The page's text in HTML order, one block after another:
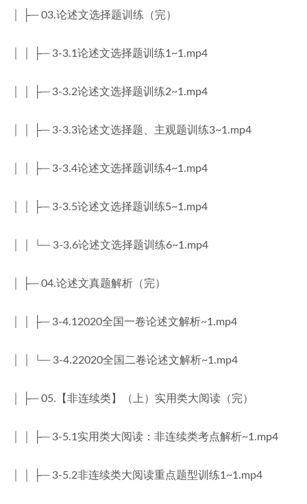
│ ├─ 03.论述文选择题训练（完）
│ │ ├─ 3-3.1论述文选择题训练1~1.mp4
│ │ ├─ 3-3.2论述文选择题训练2~1.mp4
│ │ ├─ 3-3.3论述文选择题、主观题训练3~1.mp4
│ │ ├─ 3-3.4论述文选择题训练4~1.mp4
│ │ ├─ 3-3.5论述文选择题训练5~1.mp4
│ │ └─ 3-3.6论述文选择题训练6~1.mp4
│ ├─ 04.论述文真题解析（完）
│ │ ├─ 3-4.12020全国一卷论述文解析~1.mp4
│ │ └─ 3-4.22020全国二卷论述文解析~1.mp4
│ ├─ 05.【非连续类】（上）实用类大阅读（完）
│ │ ├─ 3-5.1实用类大阅读：非连续类考点解析~1.mp4
│ │ ├─ 3-5.2非连续类大阅读重点题型训练1~1.mp4